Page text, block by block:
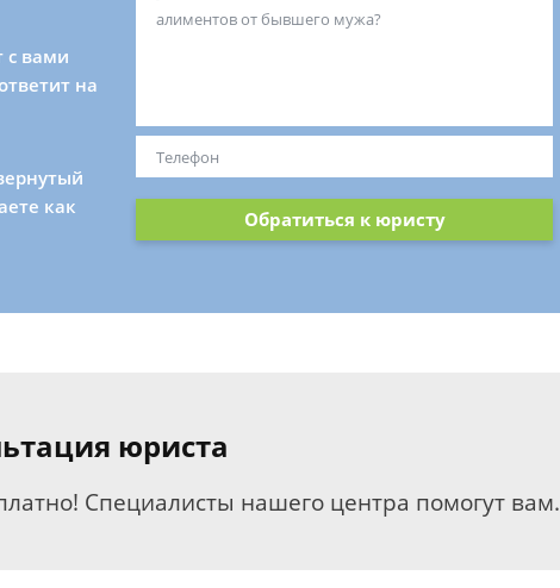
с вами
на
как
Обратиться к юристу
юриста
Специалисты нашего центра помогут вам.